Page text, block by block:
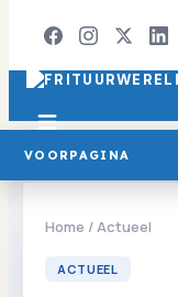
VOORPAGINA
Home /Actueel
ACTUEEL